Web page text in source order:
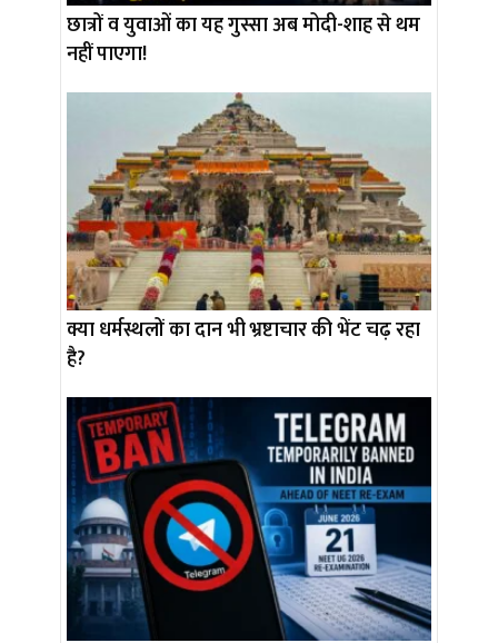
छात्रों व युवाओं का यह गुस्सा अब मोदी-शाह से थम
नहीं पाएगा!
क्या धर्मस्थलों का दान भी भ्रष्टाचार की भेंट चढ़ रहा
है?